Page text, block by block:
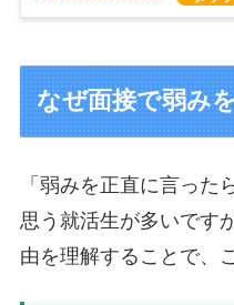
なぜ面接で弱み
「弱みを正直に言った
思う就活生が多いです
由を理解することで、